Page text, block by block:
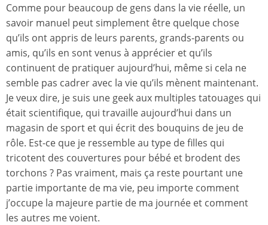
Comme pour beaucoup de gens dans la vie réelle, un
savoir manuel peut simplement être quelque chose
qu’ils ont appris de leurs parents, grands-parents ou
amis, qu’ils en sont venus à apprécier et qu’ils
continuent de pratiquer aujourd’hui, même si cela ne
semble pas cadrer avec la vie qu’ils mènent maintenant.
Je veux dire, je suis une geek aux multiples tatouages qui
était scientifique, qui travaille aujourd’hui dans un
magasin de sport et qui écrit des bouquins de jeu de
rôle. Est-ce que je ressemble au type de filles qui
tricotent des couvertures pour bébé et brodent des
torchons ? Pas vraiment, mais ça reste pourtant une
partie importante de ma vie, peu importe comment
j’occupe la majeure partie de ma journée et comment
les autres me voient.